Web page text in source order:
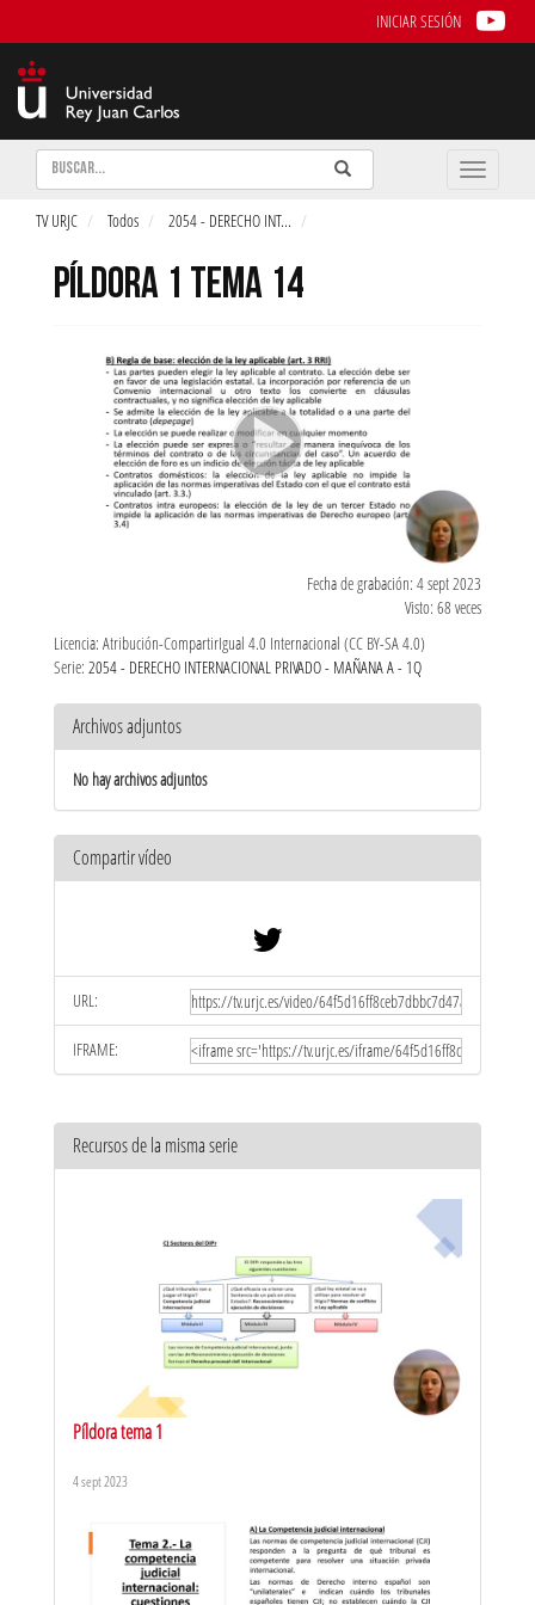
INICIAR SESIÓN
Buscar Enviar
Buscar
Toggle
TV URJC Todos 2054 - DERECHO INT...
PÍLDORA 1 TEMA 14
Fecha de grabación: 4 sept 2023
Visto: 68 veces
Licencia: Atribución-CompartirIgual 4.0 Internacional (CC BY-SA 4.0)
Serie: 2054 - DERECHO INTERNACIONAL PRIVADO - MAÑANA A - 1Q
Archivos adjuntos
No hay archivos adjuntos
Compartir vídeo
URL:
IFRAME:
Recursos de la misma serie
Píldora tema 1
4 sept 2023